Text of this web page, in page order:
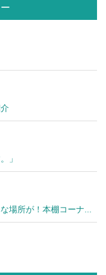
」
場所が！本棚コーナ...